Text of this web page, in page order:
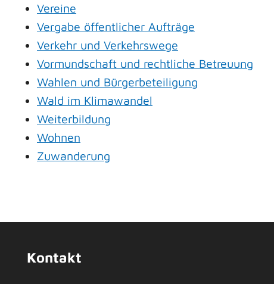
Vereine
Vergabe öffentlicher Aufträge
Verkehr und Verkehrswege
Vormundschaft und rechtliche Betreuung
Wahlen und Bürgerbeteiligung
Wald im Klimawandel
Weiterbildung
Wohnen
Zuwanderung
Kontakt